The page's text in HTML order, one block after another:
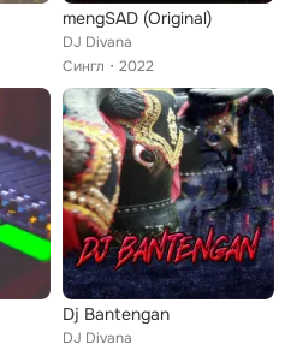
mengSAD (Original)
DJ Divana
Сингл
2022
Dj Bantengan
DJ Divana